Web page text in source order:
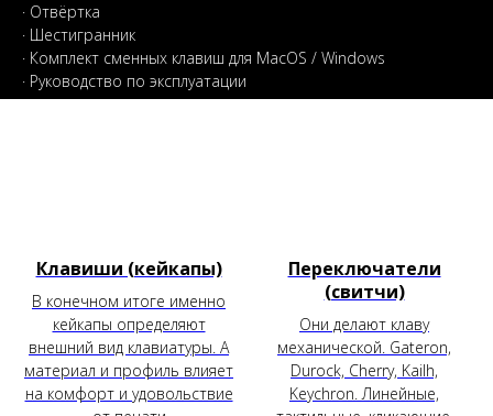
· Отвёртка
· Шестигранник
· Комплект сменных клавиш для MacOS / Windows
· Руководство по эксплуатации
Клавиши (кейкапы)
В конечном итоге именно
кейкапы определяют
внешний вид клавиатуры. А
материал и профиль влияет
на комфорт и удовольствие
Переключатели
(свитчи)
Они делают клаву
механической. Gateron,
Durock, Cherry, Kailh,
Keychron. Линейные,